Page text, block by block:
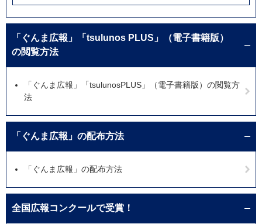
「ぐんま広報」「tsulunos PLUS」（電子書籍版）
の閲覧方法
「ぐんま広報」「tsulunosPLUS」（電子書籍版）の閲覧方
法
「ぐんま広報」の配布方法
「ぐんま広報」の配布方法
全国広報コンクールで受賞！